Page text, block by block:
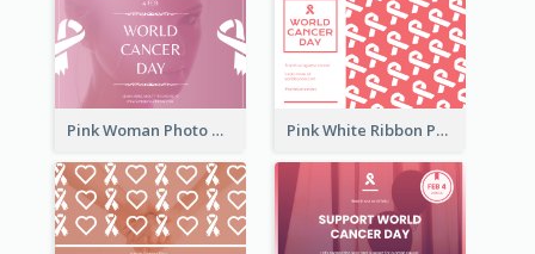
Pink Woman Photo World Cancer Day Greeting Card Pink White Ribbon Patterns World Cancer Day Greeting Card